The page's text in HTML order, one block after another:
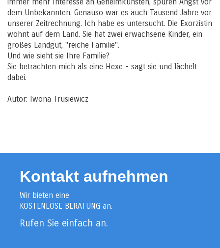
dem Unbekannten. Genauso war es auch Tausend Jahre vor
unserer Zeitrechnung. Ich habe es untersucht. Die Exorzistin
wohnt auf dem Land. Sie hat zwei erwachsene Kinder, ein
großes Landgut, "reiche Familie".
Und wie sieht sie Ihre Familie?
Sie betrachten mich als eine Hexe - sagt sie und lächelt
dabei.
Autor: Iwona Trusiewicz
Kontakt aufnehmen
Wir bieten eine
KOSTENLOSE BERATUNG an.
Rufen Sie einfach an.